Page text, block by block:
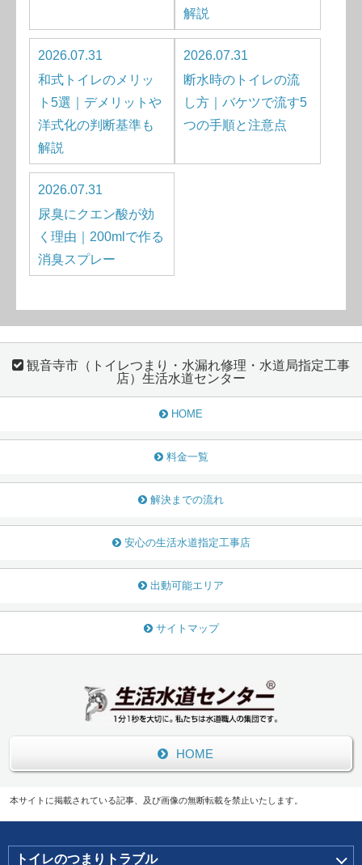
解説
2026.07.31
和式トイレのメリッ
ト5選｜デメリットや
洋式化の判断基準も
解説
2026.07.31
断水時のトイレの流
し方｜バケツで流す5
つの手順と注意点
2026.07.31
尿臭にクエン酸が効
く理由｜200mlで作る
消臭スプレー
観音寺市（トイレつまり・水漏れ修理・水道局指定工事
店）生活水道センター
HOME
料金一覧
解決までの流れ
安心の生活水道指定工事店
出動可能エリア
サイトマップ
HOME
本サイトに掲載されている記事、及び画像の無断転載を禁止いたします。
トイレのつまりトラブル